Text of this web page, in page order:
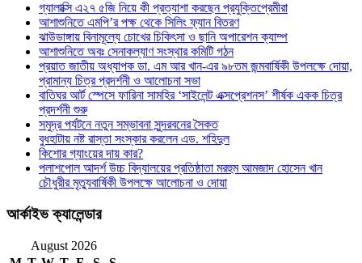
গ্যালাক্সি এ২৭ ৫জি নিয়ে কী প্রত্যাশা করছেন প্রযুক্তিপ্রেমীরা
আশাশুনিতে এমপি’র পক্ষ থেকে সিলিং ফ্যান বিতরণ
ঝাউডাঙ্গায় বিনামূল্যে চোখের চিকিৎসা ও ছানি অপারেশন ক্যাম্প
আশাশুনিতে অবঃ সেনাকল্যাণ সংস্থার কমিটি গঠন
প্রয়াত জাতীয় অধ্যাপক ডা. এম আর খান-এর ৯৮তম জন্মবার্ষিকী উপলক্ষে দোয়া,
প্রামান্য চিত্র প্রদর্শনী ও আলোচনা সভা
বাতিঘর আর্ট স্পেসে ফারিনা সামহির ‘সাইলেন্ট এক্সপ্রেশনস’ শীর্ষক একক চিত্র
প্রদর্শনী শুরু
সমুদ্র পর্যটনে নতুন সম্ভাবনা সুন্দরবনের সৈকত
বুধহাটায় নষ্ট রাস্তা সংস্কার করলেন এড. শহিদুল
কিশোর গ্যাংয়ের দায় কার?
পলাশপোল আদর্শ উচ্চ বিদ্যালয়ের প্রতিষ্ঠাতা মরহুম আমজাদ হোসেন খান
চৌধুরীর মৃত্যুবার্ষিকী উপলক্ষে আলোচনা ও দোয়া
আর্কাইভ ক্যালেন্ডার
August 2026